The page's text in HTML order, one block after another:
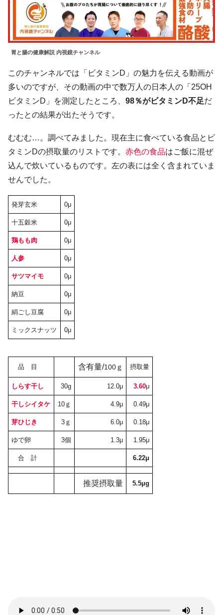
胃と腸の健康解説 内視鏡チャンネル
このチャンネルでは「ビタミンD」の魅力を伝える動画が
多いのですが、その動画の中で数万人の日本人の「25OH
ビタミンD」を測定したところ、 98％がビタミンD不足だ
ったとの結果が出たそうです。
むむむ…。調べてみました。現在主に食べている食品とビ
タミンDの摂取量のリストです。 赤色の食品はご飯に混ぜ
込んで炊いているものです。左の表には全く含まれていま
せんでした。
発芽玄米 0μ
十五穀米 0μ
鶏もも肉 0μ
人参 0μ
サツマイモ 0μ
納豆 0μ
絹ごし豆腐 0μ
ミックスナッツ 0μ
品 目 含有量/100ｇ 摂取量
しらす干し 30g 12.0μ 3.60μ
干しシイタケ 10ｇ 4.9μ 0.49μ
芽ひじき 3ｇ 6.0μ 0.18μ
ゆで卵 3個 1.3μ 1.95μ
合 計 6.22μ
推奨摂取量 5.5μg